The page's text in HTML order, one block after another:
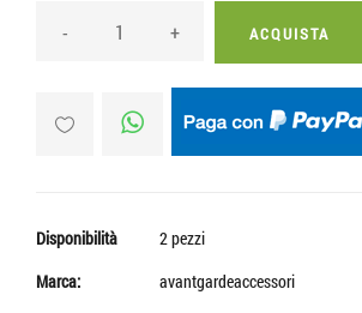
- + ACQUISTA
Disponibilità
2 pezzi
Marca:
avantgardeaccessori